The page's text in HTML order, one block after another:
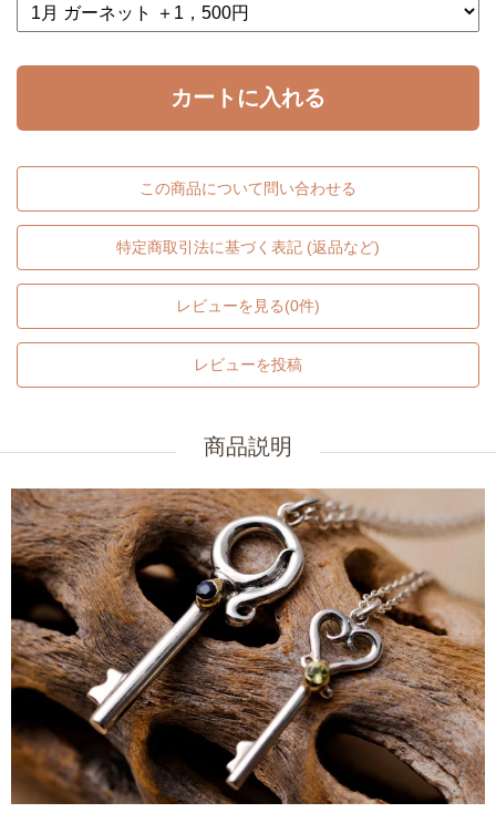
カートに入れる
この商品について問い合わせる
特定商取引法に基づく表記 (返品など)
レビューを見る(0件)
レビューを投稿
商品説明